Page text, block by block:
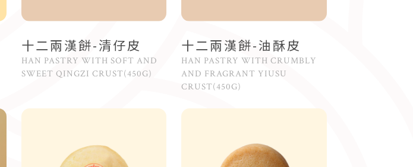
十二兩漢餅-清仔皮
HAN PASTRY WITH SOFT AND
SWEET QINGZI CRUST(450G)
十二兩漢餅-油酥皮
HAN PASTRY WITH CRUMBLY
AND FRAGRANT YIUSU
CRUST(450G)